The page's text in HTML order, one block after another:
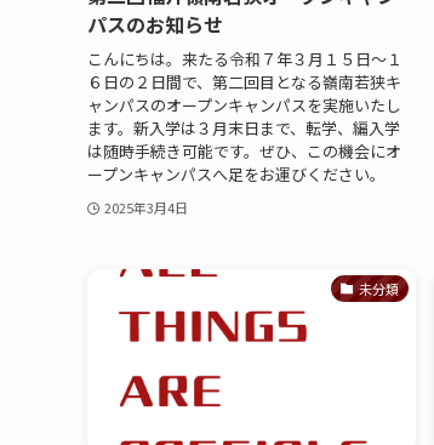
パスのお知らせ
こんにちは。来たる令和７年３月１５日〜１
６日の２日間で、第二回目となる嶺南若狭キ
ャンパスのオープンキャンパスを実施いたし
ます。新入学は３月末日まで、転学、編入学
は随時手続き可能です。ぜひ、この機会にオ
ープンキャンパスへ足をお運びください。
2025年3月4日
未分類